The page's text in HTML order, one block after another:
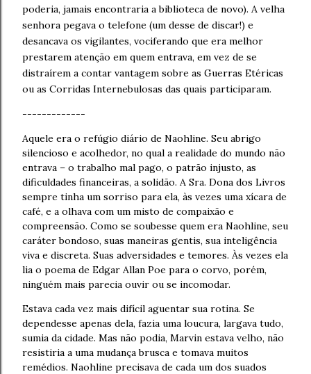
poderia, jamais encontraria a biblioteca de novo). A velha
senhora pegava o telefone (um desse de discar!) e
desancava os vigilantes, vociferando que era melhor
prestarem atenção em quem entrava, em vez de se
distraírem a contar vantagem sobre as Guerras Etéricas
ou as Corridas Internebulosas das quais participaram.
-------------
Aquele era o refúgio diário de Naohline. Seu abrigo
silencioso e acolhedor, no qual a realidade do mundo não
entrava – o trabalho mal pago, o patrão injusto, as
dificuldades financeiras, a solidão. A Sra. Dona dos Livros
sempre tinha um sorriso para ela, às vezes uma xícara de
café, e a olhava com um misto de compaixão e
compreensão. Como se soubesse quem era Naohline, seu
caráter bondoso, suas maneiras gentis, sua inteligência
viva e discreta. Suas adversidades e temores. Às vezes ela
lia o poema de Edgar Allan Poe para o corvo, porém,
ninguém mais parecia ouvir ou se incomodar.
Estava cada vez mais difícil aguentar sua rotina. Se
dependesse apenas dela, fazia uma loucura, largava tudo,
sumia da cidade. Mas não podia, Marvin estava velho, não
resistiria a uma mudança brusca e tomava muitos
remédios. Naohline precisava de cada um dos suados